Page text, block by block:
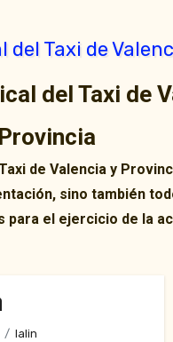
del Taxi de
Provincia
de Valencia y
sino también
para el ejercicio de la
lalin